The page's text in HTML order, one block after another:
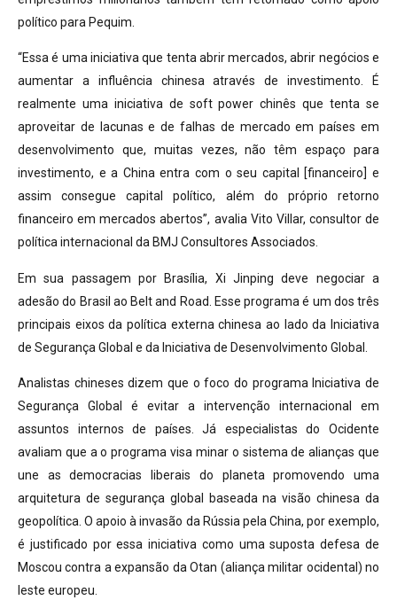
político para Pequim.
“Essa é uma iniciativa que tenta abrir mercados, abrir negócios e
aumentar a influência chinesa através de investimento. É
realmente uma iniciativa de soft power chinês que tenta se
aproveitar de lacunas e de falhas de mercado em países em
desenvolvimento que, muitas vezes, não têm espaço para
investimento, e a China entra com o seu capital [financeiro] e
assim consegue capital político, além do próprio retorno
financeiro em mercados abertos”, avalia Vito Villar, consultor de
política internacional da BMJ Consultores Associados.
Em sua passagem por Brasília, Xi Jinping deve negociar a
adesão do Brasil ao Belt and Road. Esse programa é um dos três
principais eixos da política externa chinesa ao lado da Iniciativa
de Segurança Global e da Iniciativa de Desenvolvimento Global.
Analistas chineses dizem que o foco do programa Iniciativa de
Segurança Global é evitar a intervenção internacional em
assuntos internos de países. Já especialistas do Ocidente
avaliam que a o programa visa minar o sistema de alianças que
une as democracias liberais do planeta promovendo uma
arquitetura de segurança global baseada na visão chinesa da
geopolítica. O apoio à invasão da Rússia pela China, por exemplo,
é justificado por essa iniciativa como uma suposta defesa de
Moscou contra a expansão da Otan (aliança militar ocidental) no
leste europeu.